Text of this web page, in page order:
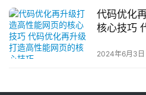
代码优化
核心技巧
2024年6月3日